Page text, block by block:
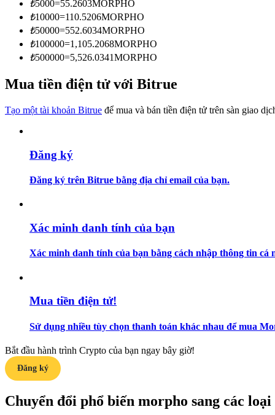
Trở thành Nhà giao dịch Sao chép
Tận hưởng chia sẻ lợi nhuận và hoa hồng giao dịch sao chép
Thông tin
Phân tích dữ liệu lớn bao gồm thông tin giao dịch, v.v.
Hướng dẫn
Hướng dẫn giao dịch Spot
₺5000=55.2603MORPHO
₺10000=110.5206MORPHO
₺50000=552.6034MORPHO
₺100000=1,105.2068MORPHO
₺500000=5,526.0341MORPHO
Mua tiền điện tử với Bitrue
Tạo một tài khoản Bitrue để mua và bán tiền điện tử trên sàn giao
Đăng ký
Đăng ký trên Bitrue bằng địa chỉ email của bạn.
Xác minh danh tính của bạn
Xác minh danh tính của bạn bằng cách nhập thông tin cá
Mua tiền điện tử!
Sử dụng nhiều tùy chọn thanh toán khác nhau để mua
Bắt đầu hành trình Crypto của bạn ngay bây giờ!
Đăng ký
Chuyển đổi phổ biến morpho sang các